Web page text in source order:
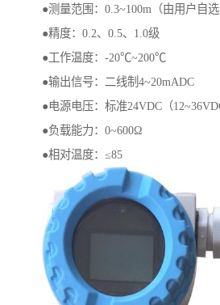
●测量范围：0.3~100m（由用户自选
●精度：0.2、0.5、1.0级
●工作温度：-20℃~200℃
●输出信号：二线制4~20mADC
●电源电压：标准24VDC（
●负载能力：0~600Ω
●相对温度：≤85